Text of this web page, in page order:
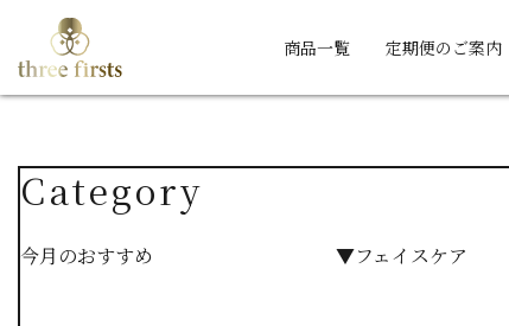
商品一覧 定期便のご案内
Category
今月のおすすめ ▼フェイスケア